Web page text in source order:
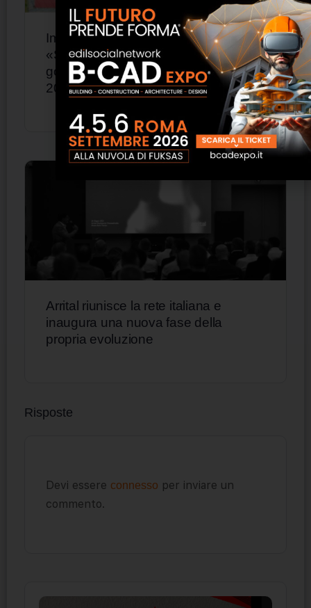
Impianti sportivi, gli ingegneri:
«Servono norme aggiornate e una
governance più efficiente». Euro
2032 banco di prova per l’Italia
Arrital riunisce la rete italiana e
inaugura una nuova fase della
propria evoluzione
Risposte
Devi essere connesso per inviare un
commento.